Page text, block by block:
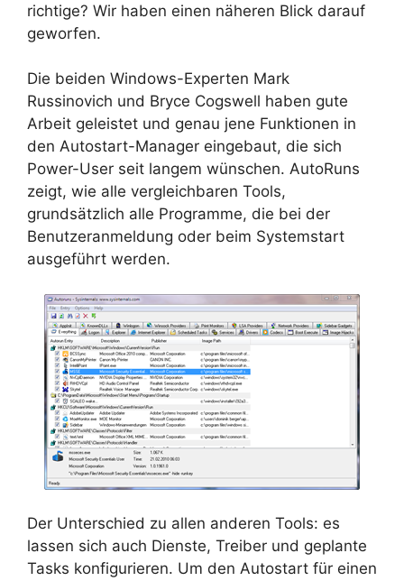
richtige? Wir haben einen näheren Blick darauf
geworfen.
Die beiden Windows-Experten Mark
Russinovich und Bryce Cogswell haben gute
Arbeit geleistet und genau jene Funktionen in
den Autostart-Manager eingebaut, die sich
Power-User seit langem wünschen. AutoRuns
zeigt, wie alle vergleichbaren Tools,
grundsätzlich alle Programme, die bei der
Benutzeranmeldung oder beim Systemstart
ausgeführt werden.
Der Unterschied zu allen anderen Tools: es
lassen sich auch Dienste, Treiber und geplante
Tasks konfigurieren. Um den Autostart für einen